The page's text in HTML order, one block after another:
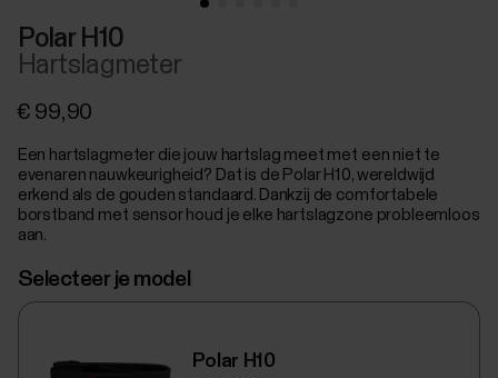
Polar H10
Hartslagmeter
€ 99,90
Een hartslagmeter die jouw hartslag meet met een niet te
evenaren nauwkeurigheid? Dat is de Polar H10, wereldwijd
erkend als de gouden standaard. Dankzij de comfortabele
borstband met sensor houd je elke hartslagzone probleemloos
aan.
Selecteer je model
Polar H10